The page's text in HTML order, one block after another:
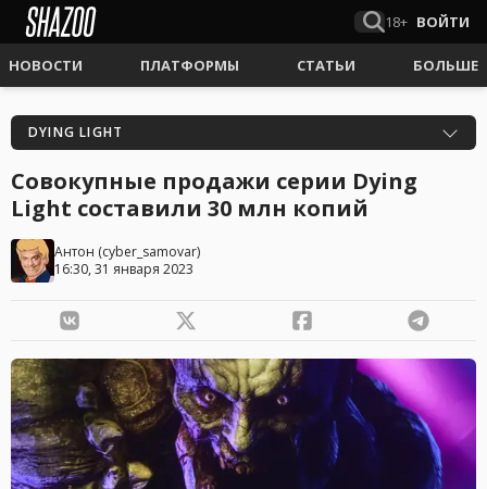
18+ ВОЙТИ
НОВОСТИ ПЛАТФОРМЫ СТАТЬИ БОЛЬШЕ
DYING LIGHT
Совокупные продажи серии Dying
Light составили 30 млн копий
Антон (cyber_samovar)
16:30, 31 января 2023